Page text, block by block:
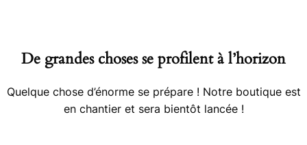
De grandes choses se profilent à l’horizon
Quelque chose d’énorme se prépare ! Notre boutique est
en chantier et sera bientôt lancée !